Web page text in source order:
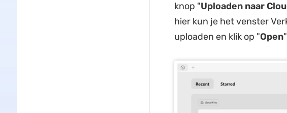
knop "Uploaden naar
hier kun je het venster
uploaden en klik op "Open